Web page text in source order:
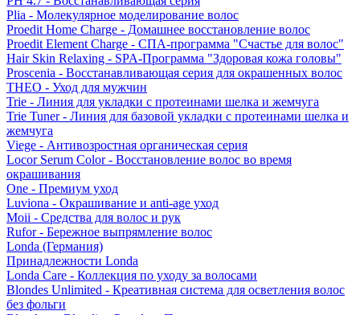
Plia - Молекулярное моделирование волос
Proedit Home Charge - Домашнее восстановление волос
Proedit Element Charge - СПА-программа "Счастье для волос"
Hair Skin Relaxing - SPA-Программа "Здоровая кожа головы"
Proscenia - Восстанавливающая серия для окрашенных волос
THEO - Уход для мужчин
Trie - Линия для укладки с протеинами шелка и жемчуга
Trie Tuner - Линия для базовой укладки с протеинами шелка и
жемчуга
Viege - Антивозростная органическая серия
Locor Serum Color - Восстановление волос во время
окрашивания
One - Премиум уход
Luviona - Окрашивание и anti-age уход
Moii - Средства для волос и рук
Rufor - Бережное выпрямление волос
Londa (Германия)
Принадлежности Londa
Londa Care - Коллекция по уходу за волосами
Blondes Unlimited - Креативная система для осветления волос
без фольги